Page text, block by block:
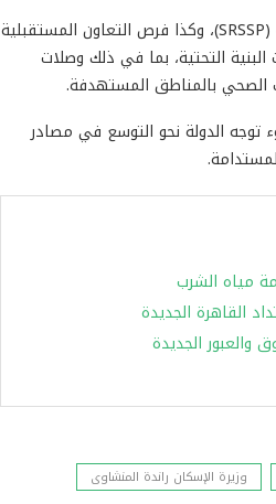
وشهد اللقاء مناقشة نتائج برنامج خدمات الصرف الصحي المستدامة في المناطق الريفية (SRSSP)، وكذا فرص التعاون المستقبلية
التحتية، بما في ذلك وصلات
الصحي بالمناطق المستهدفة.
توجه الدولة نحو التوسع في مصادر
مياه الشرب
والعبور الجديدة
وزيرة الإسكان راندة المنشاوى